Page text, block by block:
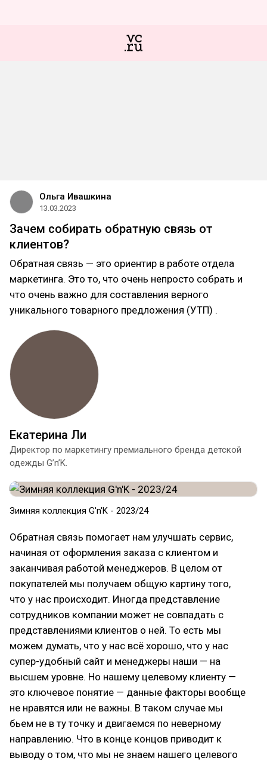
Ольга Ивашкина
13.03.2023
Зачем собирать обратную связь от
клиентов?
Обратная связь — это ориентир в работе отдела
маркетинга. Это то, что очень непросто собрать и
что очень важно для составления верного
уникального товарного предложения (УТП) .
Екатерина Ли
Директор по маркетингу премиального бренда детской
одежды G’n’K.
Зимняя коллекция G'n'K - 2023/24
Обратная связь помогает нам улучшать сервис,
начиная от оформления заказа с клиентом и
заканчивая работой менеджеров. В целом от
покупателей мы получаем общую картину того,
что у нас происходит. Иногда представление
сотрудников компании может не совпадать с
представлениями клиентов о ней. То есть мы
можем думать, что у нас всё хорошо, что у нас
супер-удобный сайт и менеджеры наши — на
высшем уровне. Но нашему целевому клиенту —
это ключевое понятие — данные факторы вообще
не нравятся или не важны. В таком случае мы
бьем не в ту точку и двигаемся по неверному
направлению. Что в конце концов приводит к
выводу о том, что мы не знаем нашего целевого